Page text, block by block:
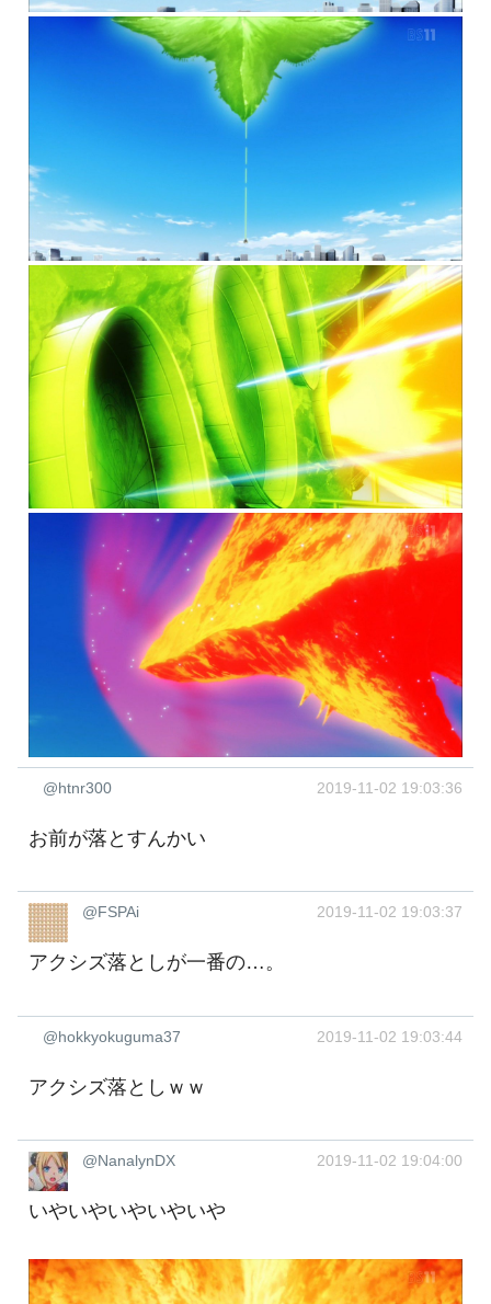
@htnr300 2019-11-02 19:03:36
お前が落とすんかい
@FSPAi 2019-11-02 19:03:37
アクシズ落としが一番の…。
@hokkyokuguma37 2019-11-02 19:03:44
アクシズ落としｗｗ
@NanalynDX 2019-11-02 19:04:00
いやいやいやいやいや